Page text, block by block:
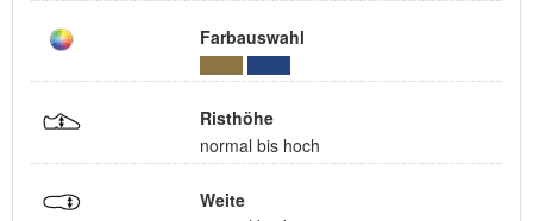
Farbauswahl
Risthöhe
normal bis hoch
Weite